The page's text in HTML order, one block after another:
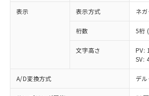
表示 表示方式 ネ
桁数 5桁
文字高さ
PV:
SV:
A/D変換方式 デ
ことをご了承ください。
在庫状況および標準価格照
タに基づき作成されるもの
覧された時点での実際の在
準価格とは異なる場合があ
正式な納期状況および標準
様のお取引先、またはお客
むを得ず変更することがありま
*EU RoHS指令（10物質）：
ミウム(Cd) 100ppm以下、
六価クロム(Cr(Ⅵ)) 1000ppm以下、ポリ
類(PBB) 1000ppm以下、ポリ臭化ジフェ
(PBDE) 1000ppm以下、フタル酸ビス(2-
ル) (DEHP)(別名：DOP) 1000ppm以下、
ルベンジル（BBP） 1000ppm以下、フタ
（DBP） 1000ppm以下、フタル酸ジイ
「－」：未確認です。当社販売
*中国RoHS10物質の基準値 (GB/T26572)：
Pb(鉛) :1000ppm、 Hg(水銀) : 1000ppm
ム) : 100ppm、
Cr(Ⅵ)(六価クロム) : 1000ppm、 PBBs(ポ
ニル類) : 1000ppm、 PBDEs(ポリ臭化ジ
ル類) : 1000ppm、
為替および外国貿易法に定
（以下｢規制貨物等」とい
または国外への提供する場
国政府の輸出許可(または
可)を取得するなどの必要
当社は規制貨物を破棄する
説明
一定数以上の在庫あり
△ 一定数には満たないが